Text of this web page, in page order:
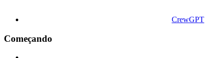
CrewGPT
Começando